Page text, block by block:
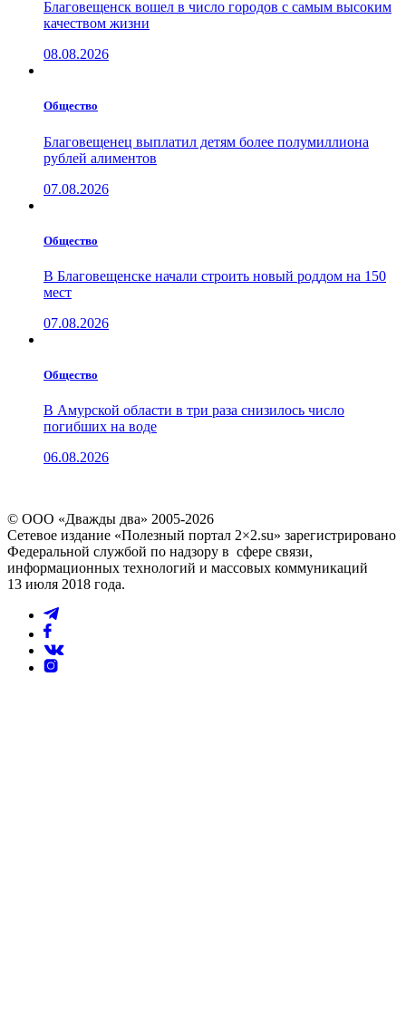
Благовещенск вошел в число городов с самым высоким
качеством жизни
08.08.2026
Общество
Благовещенец выплатил детям более полумиллиона
рублей алиментов
07.08.2026
Общество
В Благовещенске начали строить новый роддом на 150
мест
07.08.2026
Общество
В Амурской области в три раза снизилось число
погибших на воде
06.08.2026
© ООО «Дважды два» 2005-2026
Сетевое издание «Полезный портал 2×2.su» зарегистрировано
Федеральной службой по надзору в сфере связи,
информационных технологий и массовых коммуникаций
13 июля 2018 года.